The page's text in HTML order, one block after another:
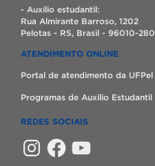
- Auxílio estudantil:
Rua Almirante Barroso, 1202
Pelotas - RS, Brasil - 96010-280
ATENDIMENTO ONLINE
Portal de atendimento da UFPel
Programas de Auxílio Estudantil
REDES SOCIAIS
InstagramFacebookYouTube